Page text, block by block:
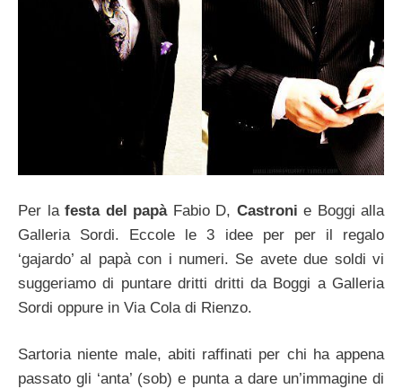
Per la festa del papàFabio D, Castroni e Boggi alla
Galleria Sordi. Eccole le 3 idee per per il regalo
‘gajardo’ al papà con i numeri. Se avete due soldi vi
suggeriamo di puntare dritti dritti da Boggi a Galleria
Sordi oppure in Via Cola di Rienzo.
Sartoria niente male, abiti raffinati per chi ha appena
passato gli ‘anta’ (sob) e punta a dare un’immagine di